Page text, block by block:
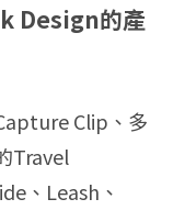
Design的產
Clip、多
Travel
、Leash、